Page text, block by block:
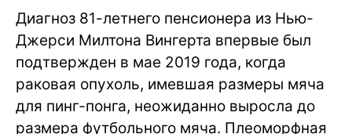
Диагноз 81-летнего пенсионера из Нью-
Джерси Милтона Вингерта впервые был
подтвержден в мае 2019 года, когда
раковая опухоль, имевшая размеры мяча
для пинг-понга, неожиданно выросла до
размера футбольного мяча. Плеоморфная